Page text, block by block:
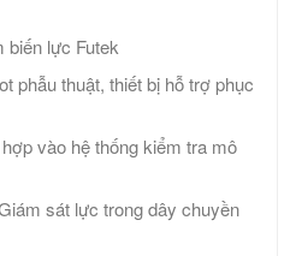
biến lực Futek
phẫu thuật, thiết bị hỗ trợ phục
vào hệ thống kiểm tra mô
sát lực trong dây chuyền